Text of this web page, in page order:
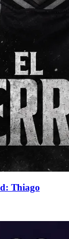
Thiago